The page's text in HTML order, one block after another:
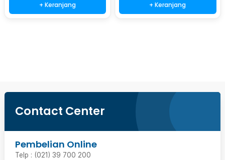
+ Keranjang + Keranjang
Contact Center
Pembelian Online
Telp : (021) 39 700 200